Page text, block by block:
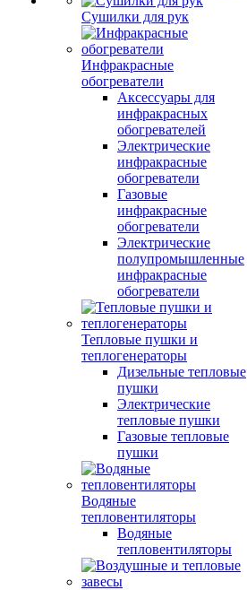
Сушилки для рук
Инфракрасные
обогреватели
Аксессуары для
инфракрасных
обогревателей
Электрические
инфракрасные
обогреватели
Газовые
инфракрасные
обогреватели
Электрические
полупромышленные
инфракрасные
обогреватели
Тепловые пушки и
теплогенераторы
Дизельные тепловые
пушки
Электрические
тепловые пушки
Газовые тепловые
пушки
Водяные
тепловентиляторы
Водяные
тепловентиляторы